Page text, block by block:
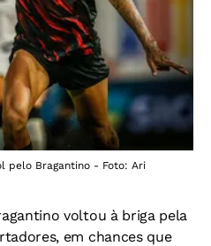
pelo Bragantino - Foto: Ari
voltou à briga pela
em chances que